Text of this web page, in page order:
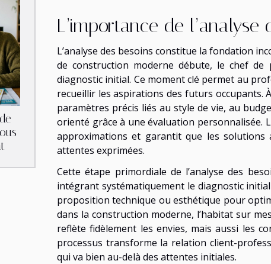
L’importance de l’analyse
L’analyse des besoins constitue la fondation
de construction moderne débute, le chef
diagnostic initial. Ce moment clé permet au
recueillir les aspirations des futurs occupants.
paramètres précis liés au style de vie, au
orienté grâce à une évaluation personnalisée.
approximations et garantit que les solutions
attentes exprimées.
Cette étape primordiale de l’analyse des
intégrant systématiquement le diagnostic
proposition technique ou esthétique pour
dans la construction moderne, l’habitat sur
reflète fidèlement les envies, mais aussi les
processus transforme la relation client-
qui va bien au-delà des attentes initiales.